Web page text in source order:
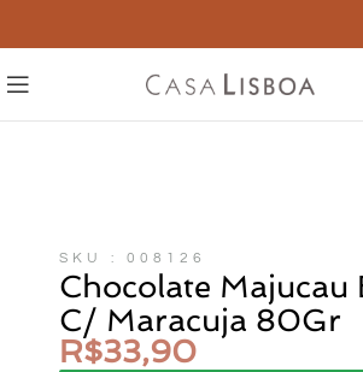
SKU : 008126
Chocolate Majucau
C/ Maracuja 80Gr
R$33,90